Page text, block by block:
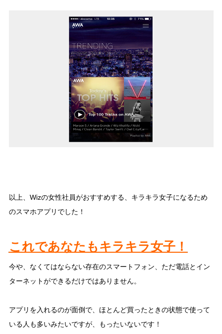
以上、Wizの女性社員がおすすめする、キラキラ女子になるため
のスマホアプリでした！
これであなたもキラキラ女子！
今や、なくてはならない存在のスマートフォン、ただ電話とイン
ターネットができるだけではありません。
アプリを入れるのが面倒で、ほとんど買ったときの状態で使って
いる人も多いみたいですが、もったいないです！